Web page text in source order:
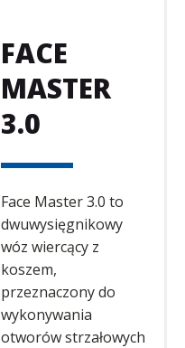
FACE
MASTER
3.0
Face Master 3.0 to
dwuwysięgnikowy
wóz wiercący z
koszem,
przeznaczony do
wykonywania
otworów strzałowych